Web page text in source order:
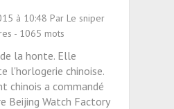
à 10:48 Par Le sniper
- 1065 mots
la honte. Elle
l'horlogerie chinoise.
chinois a commandé
Beijing Watch Factory